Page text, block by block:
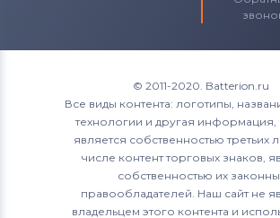
© 2011-2020. Batterion.ru
Все виды контента: логотипы,
технологии и другая информация,
является собственностью третьих
числе контент торговых знаков,
собственностью их
правообладателей. Наш сайт не
владельцем этого контента и